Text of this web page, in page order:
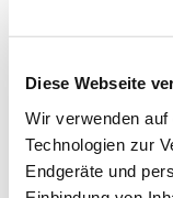
Diese Webseite
Wir verwenden
Technologien zur
Endgeräte und
Insolvenzgericht
angeordnete
Mehr erfahren
Nutzen Sie